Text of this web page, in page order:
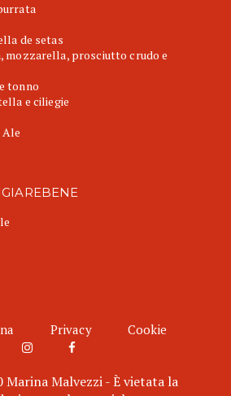
de setas
mozzarella, prosciutto crudo e
tonno
e ciliegie
Ale
Privacy Cookie
Marina Malvezzi - È vietata la